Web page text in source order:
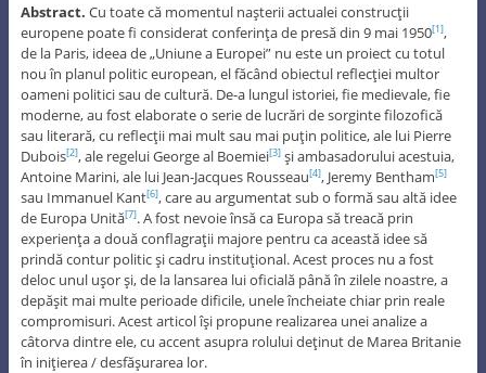
Abstract. Cu toate că momentul naşterii actualei construcţii
europene poate fi considerat conferinţa de presă din 9 mai 1950[1],
de la Paris, ideea de „Uniune a Europei” nu este un proiect cu totul
nou în planul politic european, el făcând obiectul reflecţiei multor
oameni politici sau de cultură. De-a lungul istoriei, fie medievale, fie
moderne, au fost elaborate o serie de lucrări de sorginte filozofică
sau literară, cu reflecţii mai mult sau mai puţin politice, ale lui Pierre
Dubois[2], ale regelui George al Boemiei[3]şi ambasadorului acestuia,
Antoine Marini, ale lui Jean-Jacques Rousseau[4], Jeremy Bentham[5]
sau Immanuel Kant[6], care au argumentat sub o formă sau altă idee
de Europa Unită[7]. A fost nevoie însă ca Europa să treacă prin
experienţa a două conflagraţii majore pentru ca această idee să
prindă contur politic şi cadru instituţional. Acest proces nu a fost
deloc unul uşor şi, de la lansarea lui oficială până în zilele noastre, a
depăşit mai multe perioade dificile, unele încheiate chiar prin reale
compromisuri. Acest articol îşi propune realizarea unei analize a
câtorva dintre ele, cu accent asupra rolului deţinut de Marea Britanie
în iniţierea / desfăşurarea lor.